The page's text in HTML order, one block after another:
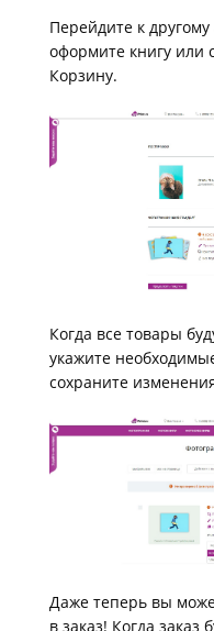
Перейдите к
оформите книгу или
Корзину.
Когда все товары
укажите
сохраните
Даже теперь вы
в заказ! Когда